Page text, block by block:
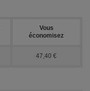
Vous
économisez
47,40 €